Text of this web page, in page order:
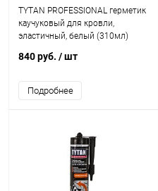
TYTAN PROFESSIONAL герметик
каучуковый для кровли,
эластичный, белый (310мл)
840 руб. / шт
Подробнее